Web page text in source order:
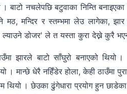
बाटो नचलेपछि बटुवाका निम्ति बनाइएका
मठ, मन्दिर र स्तम्भमा लेउ लागेका,
ल्याउने डोजर' ले त यस्ता कुरा देख्ने कुरै
झारले बाटो साँघुरो बनाएको थियो ।
। मान्छे धेरै नहिँडेर होला, केही ठाउँमा
थियो । छेउका ढुंगेधारा प्रयोग हुन